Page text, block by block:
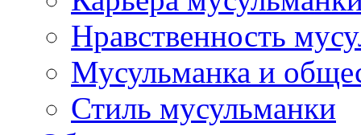
Нравственность
Мусульманка и
Стиль мусульманки